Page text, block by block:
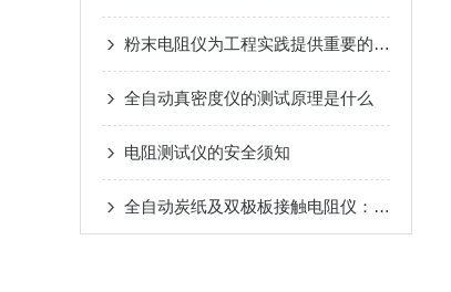
粉末电阻仪为工程实践提供重要的参考和指导
全自动真密度仪的测试原理是什么
电阻测试仪的安全须知
全自动炭纸及双极板接触电阻仪：为燃料电池核心材料性能勾勒清晰图景